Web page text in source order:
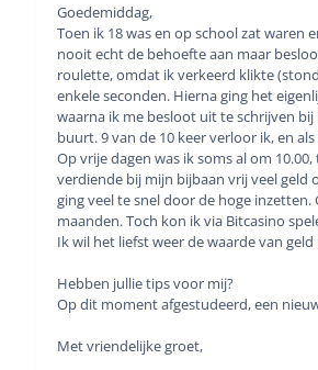
Goedemiddag,
Toen ik 18 was en op school zat waren
nooit echt de behoefte aan maar
roulette, omdat ik verkeerd klikte
enkele seconden. Hierna ging het
waarna ik me besloot uit te schrijven
buurt. 9 van de 10 keer verloor ik, en
Op vrije dagen was ik soms al om
verdiende bij mijn bijbaan vrij veel geld
ging veel te snel door de hoge
maanden. Toch kon ik via Bitcasino
Ik wil het liefst weer de waarde van
Hebben jullie tips voor mij?
Op dit moment afgestudeerd, een
Met vriendelijke groet,